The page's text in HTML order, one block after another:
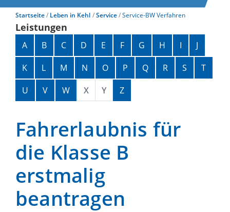
Startseite Leben in Kehl Service Service-BW Verfahren
Leistungen
Alphabetisches Register überspringen
A B C D E F G H I
J
K
L M N O P Q R S
T
U
V W X Y Z
Fahrerlaubnis für
die Klasse B
erstmalig
beantragen